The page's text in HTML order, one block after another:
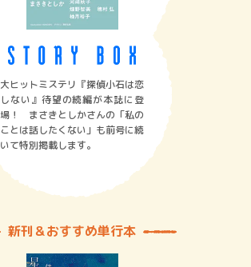
大ヒットミステリ『探偵小石は恋
しない』待望の続編が本誌に登
場！ まさきとしかさんの「私の
ことは話したくない」も前号に続
いて特別掲載します。
新刊＆おすすめ単行本